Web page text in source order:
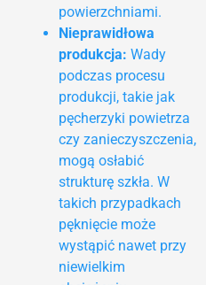
powierzchniami.
Nieprawidłowa
produkcja: Wady
podczas procesu
produkcji, takie jak
pęcherzyki powietrza
czy zanieczyszczenia,
mogą osłabić
strukturę szkła. W
takich przypadkach
pęknięcie może
wystąpić nawet przy
niewielkim